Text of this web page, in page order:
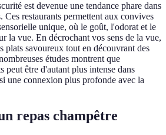
est devenue une tendance phare dans
Ces restaurants permettent aux convives
unique, où le goût, l'odorat et le
la vue. En décrochant vos sens de la vue,
plats savoureux tout en découvrant des
études montrent que
peut être d'autant plus intense dans
une connexion plus profonde avec la
repas champêtre